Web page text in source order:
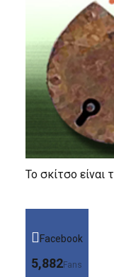
Το σκίτσο είναι
Facebook
5,882Fans